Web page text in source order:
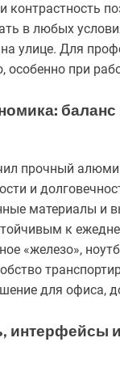
контрастность
в любых
улице. Для
особенно при
баланс
прочный
и
материалы и
к
«железо»,
для офиса,
интерфейсы